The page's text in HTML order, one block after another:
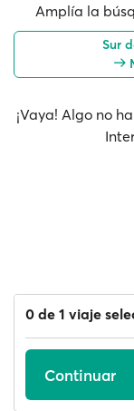
Amplía la
Sur
¡Vaya! Algo no
0 de 1 viaje
Continuar